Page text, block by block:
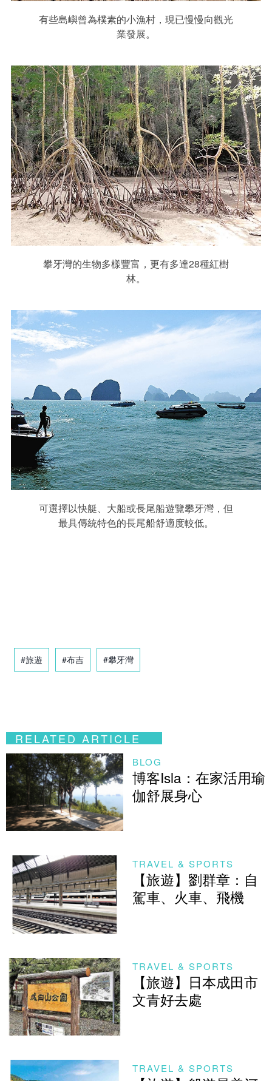
有些島嶼曾為樸素的小漁村，現已慢慢向觀光
業發展。
攀牙灣的生物多樣豐富，更有多達28種紅樹
林。
可選擇以快艇、大船或長尾船遊覽攀牙灣，但
最具傳統特色的長尾船舒適度較低。
#旅遊 #布吉 #攀牙灣
RELATED ARTICLE
BLOG
博客Isla：在家活用瑜
伽舒展身心
TRAVEL & SPORTS
【旅遊】劉群章：自
駕車、火車、飛機
TRAVEL & SPORTS
【旅遊】日本成田市
文青好去處
TRAVEL & SPORTS